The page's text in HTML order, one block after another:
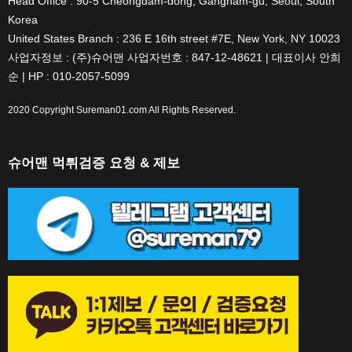
Korea
United States Branch : 236 E 16th street #7E, New York, NY 10023
사업자정보 : (주)슈어맨 사업자번호 : 847-12-48621 | 대표이사 안희
순 | HP : 010-2057-5099
2020 CopyrightSureman01.comAll Rights Reserved.
슈어맨 먹튀검증 요청 & 제보